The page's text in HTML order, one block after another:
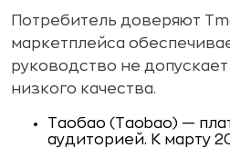
Потребитель доверяют
маркетплейса
руководство не
низкого качества.
Таобао (Taobao) —
аудиторией. К марту